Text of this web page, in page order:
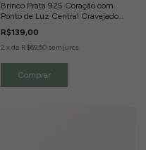
Brinco Prata 925 Coração com
Ponto de Luz Central Cravejado
com Zircônias
R$139,00
2 x de R$69,50 sem juros